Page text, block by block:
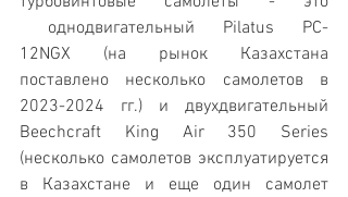
однодвигательный Pilatus PC-
12NGX (на рынок Казахстана
поставлено несколько самолетов в
2023-2024 гг.) и двухдвигательный
Beechсraft King Air 350 Series
(несколько самолетов эксплуатируется
в Казахстане и еще один самолет